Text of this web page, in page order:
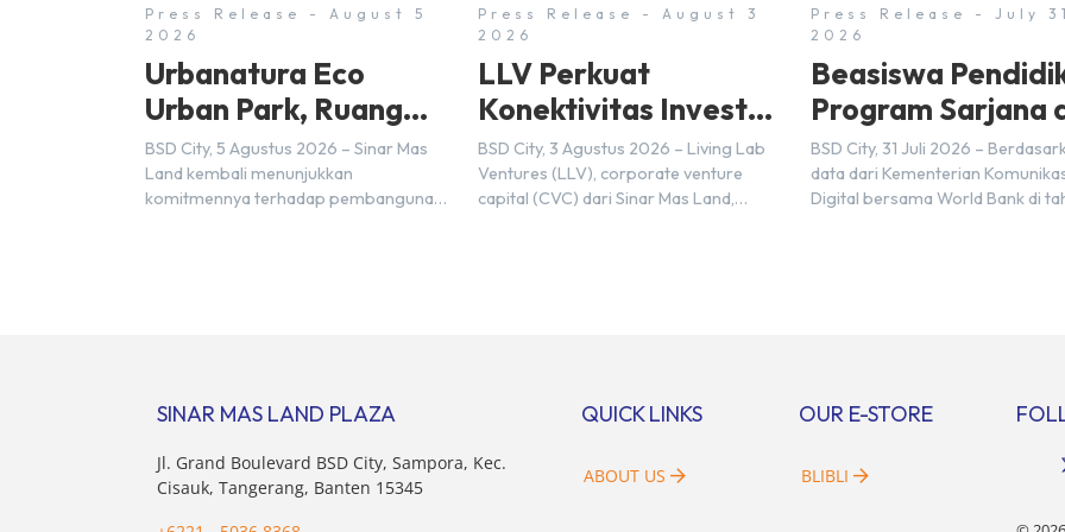
Press Release - August 5
2026
Urbanatura Eco
Urban Park, Ruang
Terbuka Hijau Baru di
BSD City
BSD City, 5 Agustus 2026 – Sinar Mas
Land kembali menunjukkan
komitmennya terhadap pembangunan
perusahaan untuk […]
Press Release - August 3
2026
LLV Perkuat
Konektivitas Investasi
Indonesia–Jepang
(FDI) pada 2025
BSD City, 3 Agustus 2026 – Living Lab
Ventures (LLV), corporate venture
capital (CVC) dari Sinar Mas Land,
Press Release - July 31
2026
Beasiswa
Program Sarjana
Monash
BSD City
BSD City, 31 Juli 2026 –
data dari Kementerian
Digital bersama World Bank di
sumber daya […]
SINAR MAS LAND PLAZA
Jl. Grand Boulevard BSD City, Sampora, Kec.
Cisauk, Tangerang, Banten 15345
QUICK LINKS
ABOUT US
OUR E-STORE
BLIBLI